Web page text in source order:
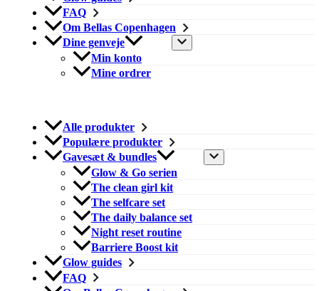
FAQ
Om Bellas Copenhagen
Dine genveje
Min konto
Mine ordrer
Alle produkter
Populære produkter
Gavesæt & bundles
Glow & Go serien
The clean girl kit
The selfcare set
The daily balance set
Night reset routine
Barriere Boost kit
Glow guides
FAQ